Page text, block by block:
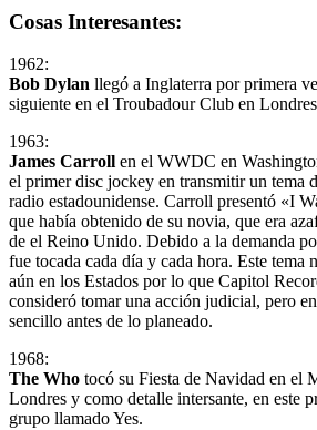
Cosas Interesantes:
1962:
Bob Dylan llegó a Inglaterra por primera
siguiente en el Troubadour Club en
1963:
James Carroll en el WWDC en
el primer disc jockey en transmitir un tema
radio estadounidense. Carroll presentó «I
que había obtenido de su novia, que era
de el Reino Unido. Debido a la demanda
fue tocada cada día y cada hora. Este tema
aún en los Estados por lo que Capitol
consideró tomar una acción judicial, pero
sencillo antes de lo planeado.
1968:
The Who tocó su Fiesta de Navidad en el
Londres y como detalle intersante, en este
grupo llamado Yes.